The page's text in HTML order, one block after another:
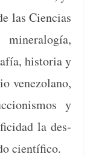
las Cien­cias
min­er­alogía,
his­to­ria y
vene­zolano,
y
la des­
científico.